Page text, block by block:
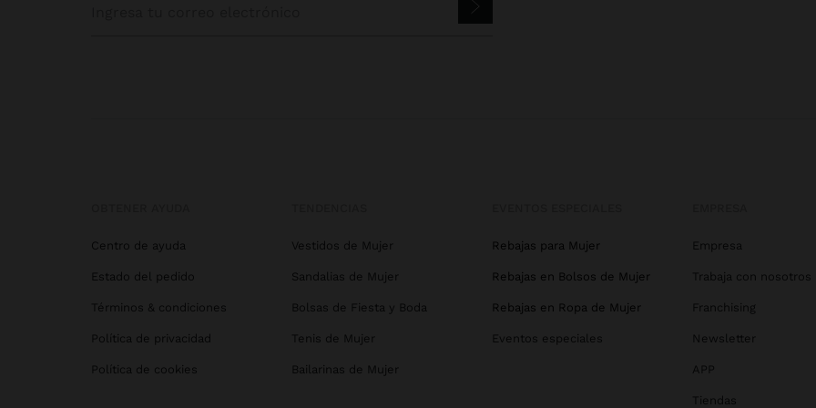
Centro de ayuda
Estado del pedido
Términos & condiciones
Política de privacidad
Política de cookies
Vestidos de Mujer
Sandalias de Mujer
Bolsas de Fiesta y Boda
Tenis de Mujer
Bailarinas de Mujer
Rebajas para Mujer
Rebajas en Bolsos de Mujer
Rebajas en Ropa de Mujer
Eventos especiales
Empresa
Trabaja con nosotros
Franchising
Newsletter
APP
Tiendas